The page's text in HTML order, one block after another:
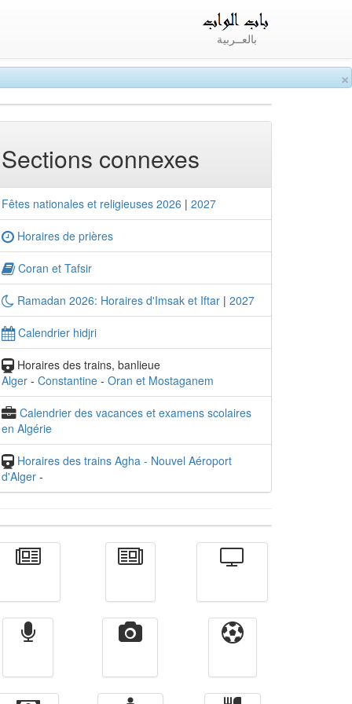
×
بالعــربية
Sections connexes
Fêtes nationales et religieuses 2026 | 2027
Horaires de prières
Coran et Tafsir
Ramadan 2026: Horaires d'Imsak et Iftar | 2027
Calendrier hidjri
Horaires des trains, banlieue
Alger - Constantine - Oran et Mostaganem
Calendrier des vacances et examens scolaires
en Algérie
Horaires des trains Agha - Nouvel Aéroport
d'Alger -